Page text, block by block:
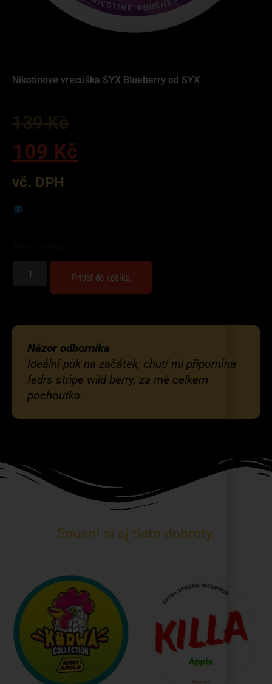
Nikotinové vrecúška SYX Blueberry od SYX
139Kč
109 Kč
vč. DPH
Pridať do košíka
Názor odborníka
Ideální puk na začátek, chutí mi připomína
fedrs stripe wild berry, za mě celkem
pochoutka.
Snusni si aj tieto dobroty.